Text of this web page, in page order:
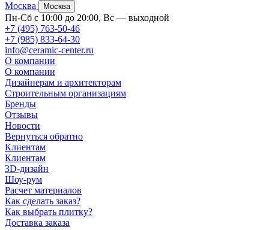
Москва
Москва
Пн-Сб с 10:00 до 20:00, Вс — выходной
+7 (495) 763-50-46
+7 (985) 833-64-30
info@ceramic-center.ru
О компании
О компании
Дизайнерам и архитекторам
Строительным организациям
Бренды
Отзывы
Новости
Вернуться обратно
Клиентам
Клиентам
3D-дизайн
Шоу-рум
Расчет материалов
Как сделать заказ?
Как выбрать плитку?
Доставка заказа